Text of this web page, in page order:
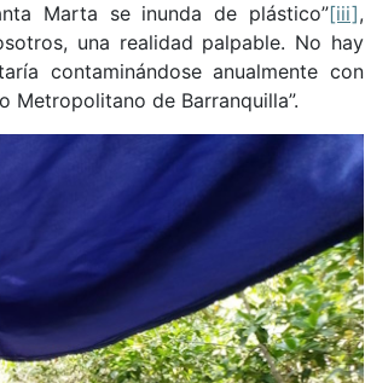
Marta se inunda de plástico”[iii],
una realidad palpable. No hay
contaminándose anualmente con
de Barranquilla”.